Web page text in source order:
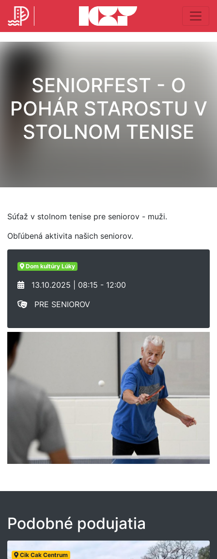
SENIORFEST - O
POHÁR STAROSTU V
STOLNOM TENISE
Súťaž v stolnom tenise pre seniorov - muži.
Obľúbená aktivita našich seniorov.
Dom kultúry Lúky
13.10.2025 | 08:15 - 12:00
PRE SENIOROV
Podobné podujatia
Cik Cak Centrum